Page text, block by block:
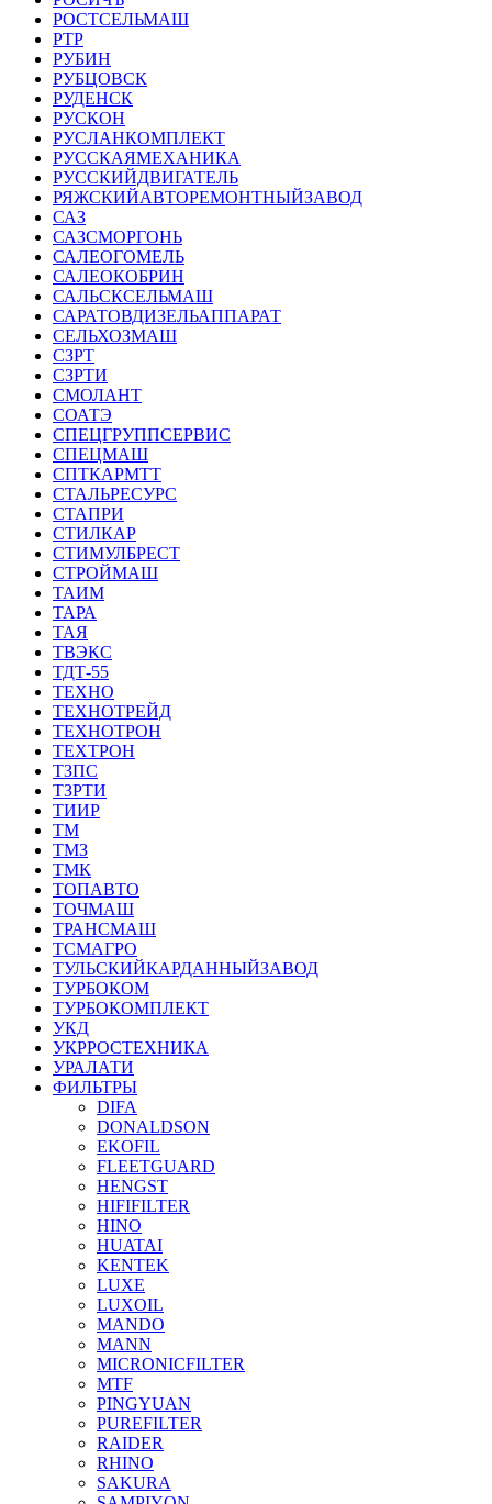
РОСТСЕЛЬМАШ
РТР
РУБИН
РУБЦОВСК
РУДЕНСК
РУСКОН
РУСЛАНКОМПЛЕКТ
РУССКАЯМЕХАНИКА
РУССКИЙДВИГАТЕЛЬ
РЯЖСКИЙАВТОРЕМОНТНЫЙЗАВОД
САЗ
САЗСМОРГОНЬ
САЛЕОГОМЕЛЬ
САЛЕОКОБРИН
САЛЬСКСЕЛЬМАШ
САРАТОВДИЗЕЛЬАППАРАТ
СЕЛЬХОЗМАШ
СЗРТ
СЗРТИ
СМОЛАНТ
СОАТЭ
СПЕЦГРУППСЕРВИС
СПЕЦМАШ
СПТКАРМТТ
СТАЛЬРЕСУРС
СТАПРИ
СТИЛКАР
СТИМУЛБРЕСТ
СТРОЙМАШ
ТАИМ
ТАРА
ТАЯ
ТВЭКС
ТДТ-55
ТЕХНО
ТЕХНОТРЕЙД
ТЕХНОТРОН
ТЕХТРОН
ТЗПС
ТЗРТИ
ТИИР
ТМ
ТМЗ
ТМК
ТОПАВТО
ТОЧМАШ
ТРАНСМАШ
ТСМАГРО
ТУЛЬСКИЙКАРДАННЫЙЗАВОД
ТУРБОКОМ
ТУРБОКОМПЛЕКТ
УКД
УКРРОСТЕХНИКА
УРАЛАТИ
ФИЛЬТРЫ
DIFA
DONALDSON
EKOFIL
FLEETGUARD
HENGST
HIFIFILTER
HINO
HUATAI
KENTEK
LUXE
LUXOIL
MANDO
MANN
MICRONICFILTER
MTF
PINGYUAN
PUREFILTER
RAIDER
RHINO
SAKURA